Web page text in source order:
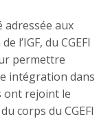
aux
l’IGF, du CGEFI
permettre
intégration dans
ont rejoint le
corps du CGEFI